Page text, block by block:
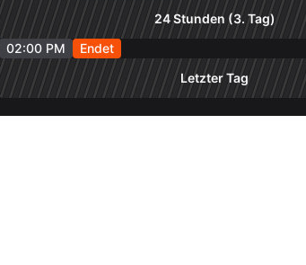
24 Stunden (3. Tag)
02:00 PM
Endet
Letzter Tag